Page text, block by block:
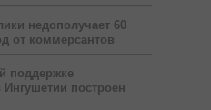
недополучает 60
от коммерсантов
поддержке
построен